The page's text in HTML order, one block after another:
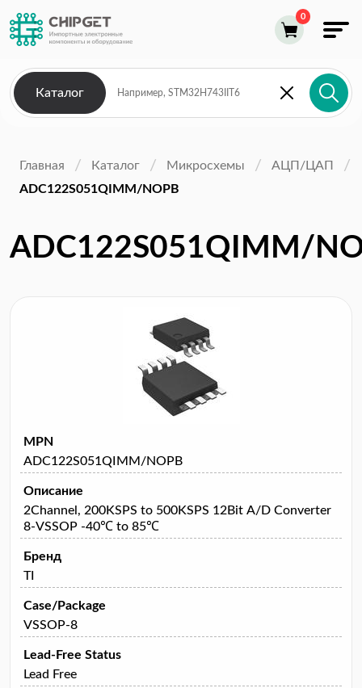
Каталог
Главная Каталог Микросхемы
АЦП/ЦАП
ADC122S051QIMM/NOPB
ADC122S051QIMM/
MPN
ADC122S051QIMM/NOPB
Описание
2Channel, 200KSPS to 500KSPS 12Bit A/D Converter
8-VSSOP -40℃ to 85℃
Бренд
TI
Case/Package
VSSOP-8
Lead-Free Status
Lead Free